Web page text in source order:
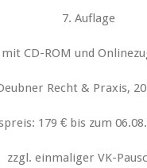
7. Auflage
mit CD-ROM und
Recht & Praxis,
179 € bis zum
zzgl. einmaliger VK-